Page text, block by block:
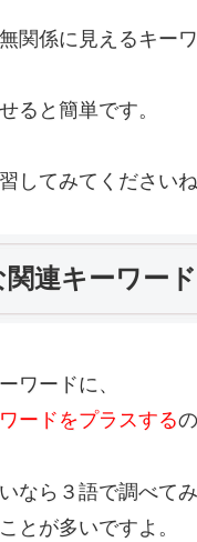
関係に見えるキー
ると簡単です。
してみてくださいね
連キーワー
ワードに、
ードをプラスする
なら３語で調べて
とが多いですよ。